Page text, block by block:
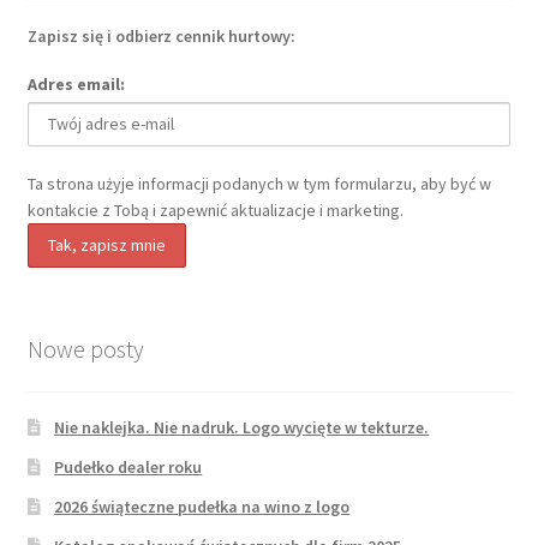
Zapisz się i odbierz cennik hurtowy:
Adres email:
Ta strona użyje informacji podanych w tym formularzu, aby być w
kontakcie z Tobą i zapewnić aktualizacje i marketing.
Nowe posty
Nie naklejka. Nie nadruk. Logo wycięte w tekturze.
Pudełko dealer roku
2026 świąteczne pudełka na wino z logo